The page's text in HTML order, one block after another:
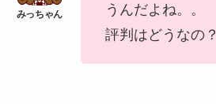
うんだよね。。
評判はどうなの？